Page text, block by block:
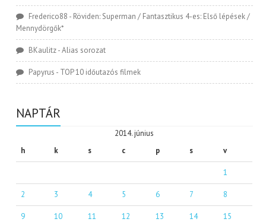
Frederico88 - Röviden: Superman / Fantasztikus 4-es: Első lépések /
Mennydörgők*
BKaulitz-Alias sorozat
Papyrus - TOP 10 időutazós filmek
NAPTÁR
2014. június
h
k s c p s v
1
2 3 4 5 6 7 8
9 10 11 12 13 14 15